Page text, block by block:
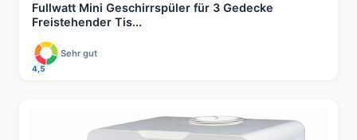
Fullwatt Mini Geschirrspüler für 3 Gedecke
Freistehender Tis...
4,5
Sehr gut